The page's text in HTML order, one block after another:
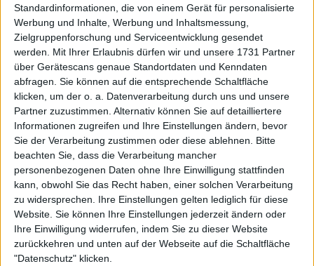
Standardinformationen, die von einem Gerät für personalisierte
Werbung und Inhalte, Werbung und Inhaltsmessung,
Zielgruppenforschung und Serviceentwicklung gesendet
werden.
Mit Ihrer Erlaubnis dürfen wir und unsere 1731 Partner
über Gerätescans genaue Standortdaten und Kenndaten
abfragen. Sie können auf die entsprechende Schaltfläche
klicken, um der o. a. Datenverarbeitung durch uns und unsere
Partner zuzustimmen. Alternativ können Sie auf detailliertere
Informationen zugreifen und Ihre Einstellungen ändern, bevor
Sie der Verarbeitung zustimmen oder diese ablehnen.
Bitte
beachten Sie, dass die Verarbeitung mancher
personenbezogenen Daten ohne Ihre Einwilligung stattfinden
kann, obwohl Sie das Recht haben, einer solchen Verarbeitung
zu widersprechen. Ihre Einstellungen gelten lediglich für diese
Website. Sie können Ihre Einstellungen jederzeit ändern oder
Ihre Einwilligung widerrufen, indem Sie zu dieser Website
zurückkehren und unten auf der Webseite auf die Schaltfläche
"Datenschutz" klicken.